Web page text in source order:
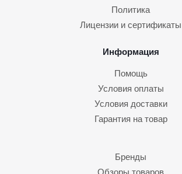
Политика
Лицензии и сертификаты
Информация
Помощь
Условия оплаты
Условия доставки
Гарантия на товар
Бренды
Обзоры товаров